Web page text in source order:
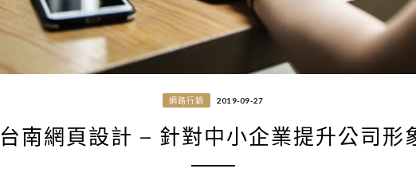
網路行銷 2019-09-27
台南網頁設計 – 針對中小企業提升公司形